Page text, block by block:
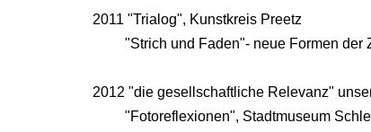
2011 "Trialog", Kunstkreis Preetz
"Strich und Faden"- neue Formen der
2012 "die gesellschaftliche Relevanz"
"Fotoreflexionen", Stadtmuseum